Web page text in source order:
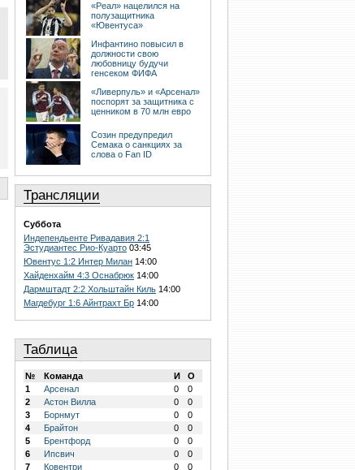
«Реал» нацелился на
полузащитника
«Ювентуса»
Инфантино повысил в
должности свою
любовницу будучи
генсеком ФИФА
«Ливерпуль» и «Арсенал»
поспорят за защитника с
ценником в 70 млн евро
Созин предупредил
Семака о санкциях за
слова о Fan ID
Трансляции
Суббота
Индепендьенте Ривадавия 2:1
Эстудиантес Рио-Куарто 03:45
Ювентус 1:2 Интер Милан 14:00
Хайденхайм 4:3 Оснабрюк 14:00
Дармштадт 2:2 Хольштайн Киль 14:00
Магдебург 1:6 Айнтрахт Бр 14:00
Таблица
№ Команда И
О
1
Арсенал 0
0
2
Астон Вилла 0
0
3
Борнмут 0
0
4
Брайтон 0
0
5
Брентфорд 0
0
6
Ипсвич 0
0
7
Ковентри 0
0